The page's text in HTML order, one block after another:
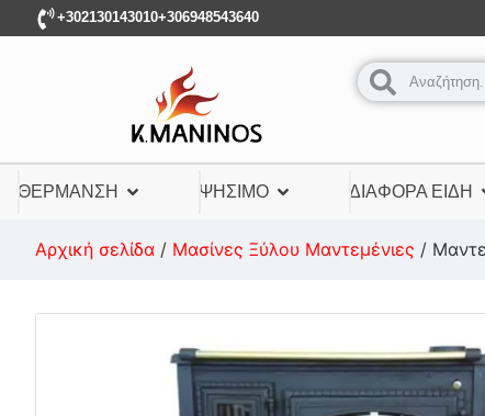
+302130143010+306948543640
ΘΈΡΜΑΝΣΗ ΨΉΣΙΜΟ ΔΙΆΦΟΡΑ ΕΊΔΗ
Αρχική σελίδα / Μασίνες Ξύλου Μαντεμένιες /